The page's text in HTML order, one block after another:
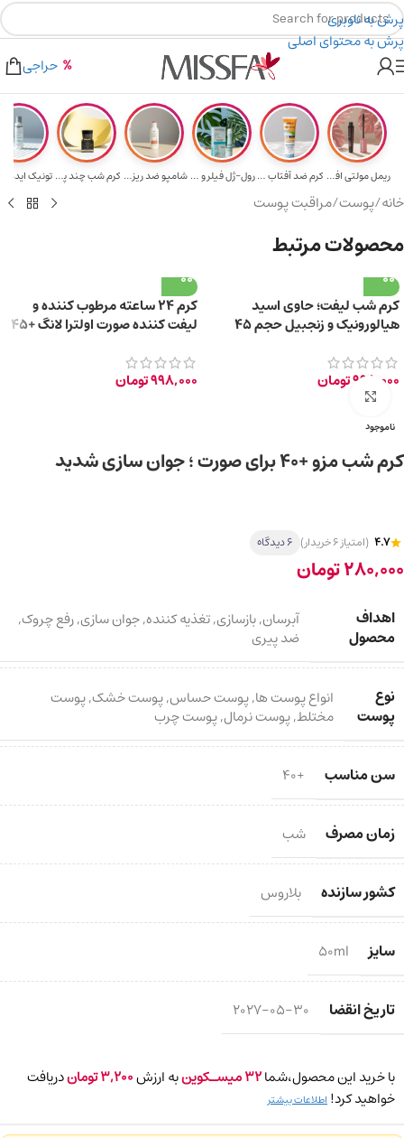
پرش به ناوبری
پرش به محتوای اصلی
۲٪ تخفیف روی سبد خرید برای روش کارت به کارت
هدیه برای خرید های بالای ۵ میلیون تومن
حراجی
ریمل مولتی افکت... کرم ضد آفتاب حا... رول-ژل فیلر و م... شامپو ضد ریزش و... کرم شب چند پپتی... تونیک ایده
خانه/پوست/مراقبت پوست
محصولات مرتبط
کرم شب لیفت؛ حاوی اسید
هیالورونیک و زنجبیل حجم 45
998,000تومان
کرم ۲۴ ساعته مرطوب کننده و
لیفت کننده صورت اولترا لانگ +45
998,000تومان
ناموجود
برای بزرگ‌نمایی کلیک کنید
کرم شب مزو +40 برای صورت ؛ جوان سازی شدید
4.7 (امتیاز 6 خریدار) 6 دیدگاه
280,000تومان
اهداف
محصول
آبرسان,بازسازی,تغذیه کننده,جوان سازی,رفع چروک,
ضد پیری
نوع
پوست
انواع پوست ها,پوست حساس,پوست خشک,پوست
مختلط,پوست نرمال,پوست چرب
سن مناسب +40
زمان مصرف شب
کشور سازنده بلاروس
سایز 50ml
تاریخ انقضا 2027-05-30
با خرید این محصول،شما32میسـکوینبه ارزش3,200توماندریافت
خواهید کرد! اطلاعات بیشتر